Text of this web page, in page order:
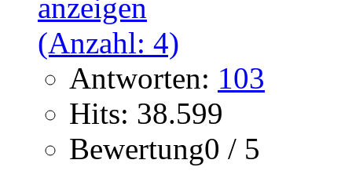
Antworten: 103
Hits: 38.599
Bewertung0 / 5